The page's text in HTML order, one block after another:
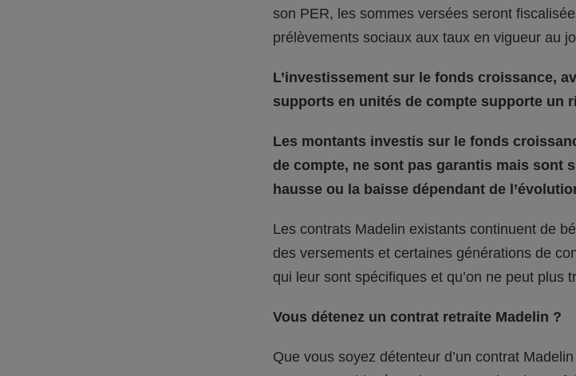
son PER, les sommes versées seront
prélèvements sociaux aux taux en vigueur au
L’investissement sur le fonds croissance,
supports en unités de compte supporte un
Les montants investis sur le fonds
de compte, ne sont pas garantis mais sont
hausse ou la baisse dépendant de
Les contrats Madelin existants continuent de
des versements et certaines générations de
qui leur sont spécifiques et qu’on ne peut plus
Vous détenez un contrat retraite Madelin ?
Que vous soyez détenteur d’un contrat